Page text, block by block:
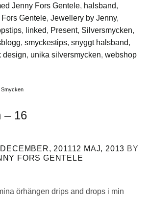
Jenny Fors Gentele, halsband,
Gentele, Jewellery by Jenny,
, linked, Present, Silversmycken,
, smyckestips, snyggt halsband,
design, unika silversmycken, webshop
Smycken
– 16
201112 MAJ, 2013 BY
FORS GENTELE
örhängen drips and drops i min